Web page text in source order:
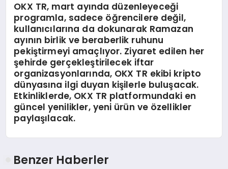
OKX TR, mart ayında düzenleyeceği
programla, sadece öğrencilere değil,
kullanıcılarına da dokunarak Ramazan
ayının birlik ve beraberlik ruhunu
pekiştirmeyi amaçlıyor. Ziyaret edilen her
şehirde gerçekleştirilecek iftar
organizasyonlarında, OKX TR ekibi kripto
dünyasına ilgi duyan kişilerle buluşacak.
Etkinliklerde, OKX TR platformundaki en
güncel yenilikler, yeni ürün ve özellikler
paylaşılacak.
Benzer Haberler